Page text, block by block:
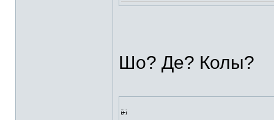
Шо? Де? Колы?